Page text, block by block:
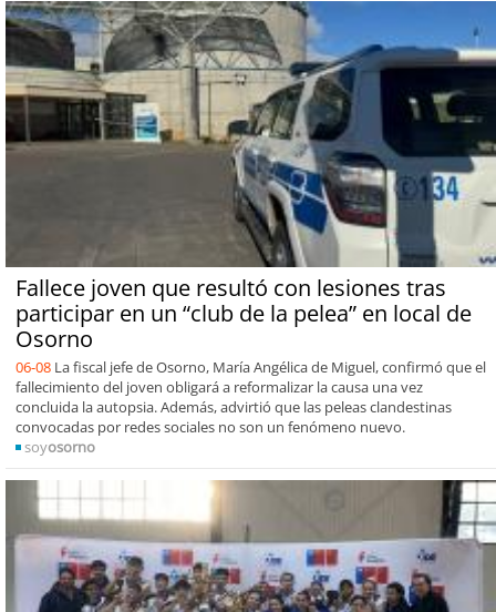
Fallece joven que resultó con lesiones tras
participar en un “club de la pelea” en local de
Osorno
06-08 La fiscal jefe de Osorno, María Angélica de Miguel, confirmó que el
fallecimiento del joven obligará a reformalizar la causa una vez
concluida la autopsia. Además, advirtió que las peleas clandestinas
convocadas por redes sociales no son un fenómeno nuevo.
soyosorno